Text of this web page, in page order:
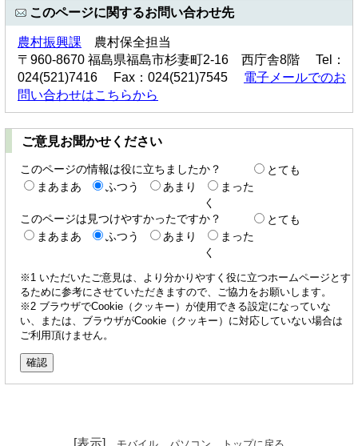
このページに関するお問い合わせ先
農村振興課 農村保全担当
〒960-8670 福島県福島市杉妻町2-16 西庁舎8階 Tel：
024(521)7416 Fax：024(521)7545 電子メールでのお
問い合わせはこちらから
ご意見お聞かせください
このページの情報は役に立ちましたか？
とても
まあまあ
ふつう あまり
まった
く
このページは見つけやすかったですか？
とても
まあまあ
ふつう あまり
まった
く
※1 いただいたご意見は、より分かりやすく役に立つホームページとす
るために参考にさせていただきますので、ご協力をお願いします。
※2 ブラウザでCookie（クッキー）が使用できる設定になっていな
い、または、ブラウザがCookie（クッキー）に対応していない場合は
ご利用頂けません。